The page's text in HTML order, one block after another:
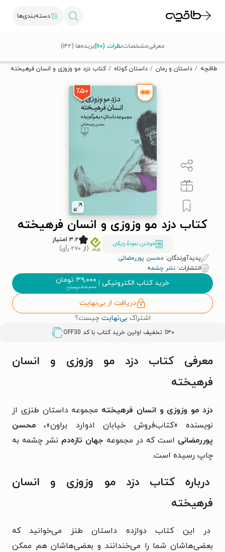
دسته‌بندی‌ها
تخفیف از طاقچه دریافت کن.
طاقچه داستان و رمان داستان کوتاه کتاب دزد مو وزوزی و انسان فرهیخته
٪۵۰
کتاب دزد مو وزوزی و انسان فرهیخته
خواندن نمونۀ رایگان
۳.۲ امتیاز
(از ۲۷۰ رأی)
پدیدآورندگان: محسن پوررمضانی
انتشارات: نشر چشمه
خرید کتاب الکترونیکی | ۳۹,۰۰۰ تومان
۷۸,۰۰۰تومان
دریافت از بی‌نهایت
اشتراک بی‌نهایت چیست؟
٪۳۰ تخفیف اولین خرید کتاب با کد OFF30
معرفیمشخصاتنظرات (۱۱۰) بریده‌ها (۱۴۲)
معرفی کتاب دزد مو وزوزی و انسان
فرهیخته
دزد مو وزوزی و انسان فرهیخته مجموعه داستان طنزی از
نویسنده «کتاب‌فروش خیابان ادوارد براون»، محسن
پوررمضانی است که در مجموعه جهان تازه‌دم نشر چشمه به
چاپ رسیده است.
درباره کتاب دزد مو وزوزی و انسان
فرهیخته
در این کتاب دوازده داستان طنز می‌خوانید که
بعضی‌هاشان شما را می‌خندانند و بعضی‌هاشان هم ممکن